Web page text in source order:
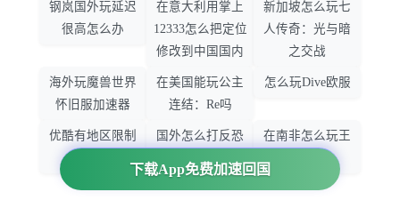
下载App免费加速回国
钢岚国外玩延迟
很高怎么办
在意大利用掌上
12333怎么把定位
修改到中国国内
新加坡怎么玩七
人传奇：光与暗
之交战
海外玩魔兽世界
怀旧服加速器
在美国能玩公主
连结：Re吗
怎么玩Dive欧服
优酷有地区限制
国外怎么打反恐
精英：全球攻势
在南非怎么玩王